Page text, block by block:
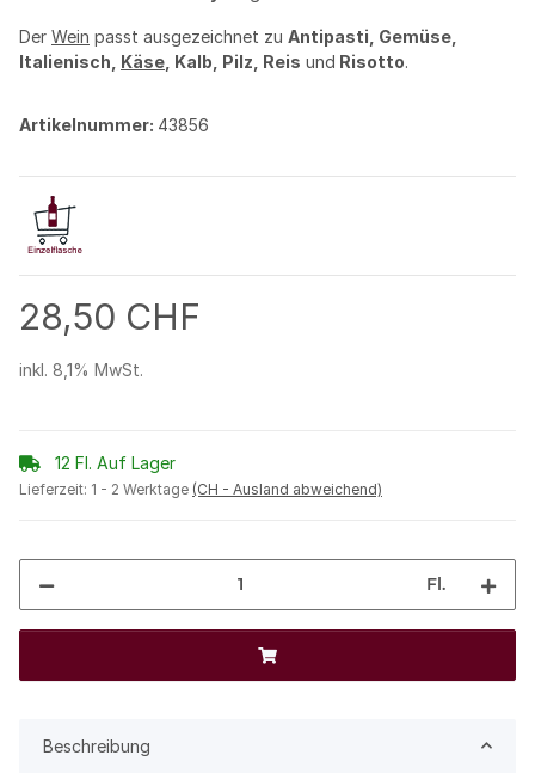
Der Wein passt ausgezeichnet zu Antipasti, Gemüse,
Italienisch, Käse , Kalb, Pilz, Reis und Risotto.
Artikelnummer: 43856
28,50 CHF
inkl. 8,1% MwSt.
12 Fl. Auf Lager
Lieferzeit: 1 - 2 Werktage (CH - Ausland abweichend)
Fl.
Beschreibung